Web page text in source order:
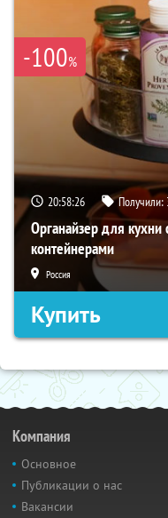
-100%
20:58:25 Получили:
Органайзер для
контейнерами
Россия
Купить
Компания
Основное
Публикации о нас
Вакансии